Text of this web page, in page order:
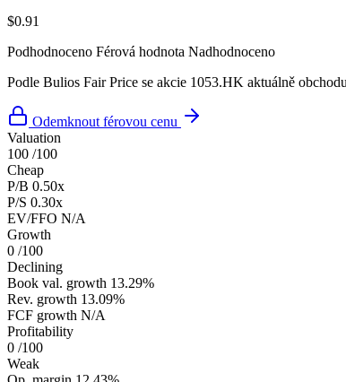
$0.91
Podhodnoceno Férová hodnota Nadhodnoceno
Podle Bulios Fair Price se akcie 1053.HK aktuálně
Odemknout férovou cenu
Valuation
100 /100
Cheap
P/B 0.50x
P/S 0.30x
EV/FFO N/A
Growth
0 /100
Declining
Book val. growth 13.29%
Rev. growth 13.09%
FCF growth N/A
Profitability
0 /100
Weak